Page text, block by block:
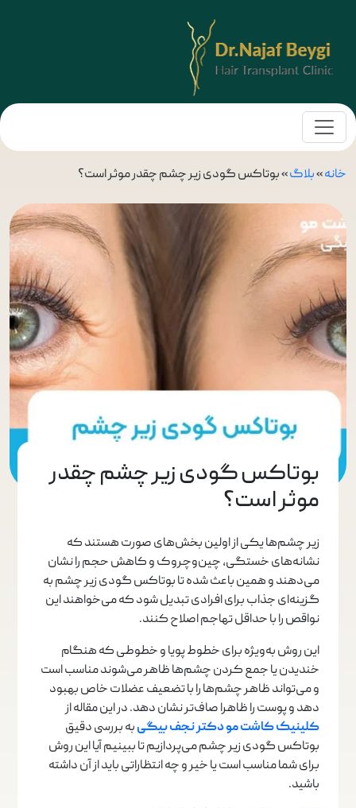
خانه»بلاگ»بوتاکس گودی زیر چشم چقدر موثر است؟
بوتاکس گودی زیر چشم چقدر
موثر است؟
زیر چشم‌ها یکی از اولین بخش‌های صورت هستند که
نشانه‌های خستگی، چین‌وچروک و کاهش حجم را نشان
می‌دهند و همین باعث شده تا بوتاکس گودی زیر چشم به
گزینه‌ای جذاب برای افرادی تبدیل شود که می‌خواهند این
نواقص را با حداقل تهاجم اصلاح کنند.
این روش به‌ویژه برای خطوط پویا و خطوطی که هنگام
خندیدن یا جمع کردن چشم‌ها ظاهر می‌شوند مناسب است
و می‌تواند ظاهر چشم‌ها را با تضعیف عضلات خاص بهبود
دهد و پوست را ظاهرا صاف‌تر نشان دهد. در این مقاله از
کلینیک کاشت مو دکتر نجف بیگیبه بررسی دقیق
بوتاکس گودی زیر چشم می‌پردازیم تا ببینیم آیا این روش
برای شما مناسب است یا خیر و چه انتظاراتی باید از آن داشته
باشید.